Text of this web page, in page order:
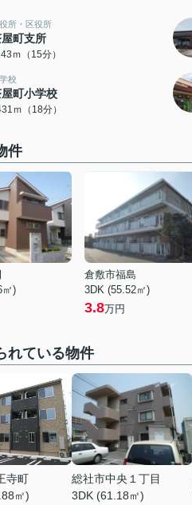
所・区役所
町支所
ｍ（15分）
校
町小学校
ｍ（18分）
件
㎡)
倉敷市福島
3DK (55.52㎡)
3.8万円
れている物件
寺町
㎡)
総社市中央１丁目
3DK (61.18㎡)